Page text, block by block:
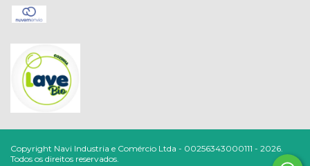
Copyright Navi Industria e Comércio Ltda - 00256343000111 - 2026.
Todos os direitos reservados.